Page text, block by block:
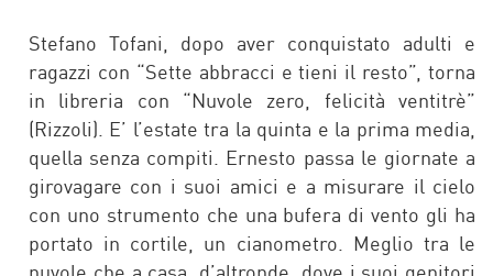
Stefano Tofani, dopo aver conquistato adulti e
ragazzi con “Sette abbracci e tieni il resto”, torna
in libreria con “Nuvole zero, felicità ventitrè”
(Rizzoli). E’ l’estate tra la quinta e la prima media,
quella senza compiti. Ernesto passa le giornate a
girovagare con i suoi amici e a misurare il cielo
con uno strumento che una bufera di vento gli ha
portato in cortile, un cianometro. Meglio tra le